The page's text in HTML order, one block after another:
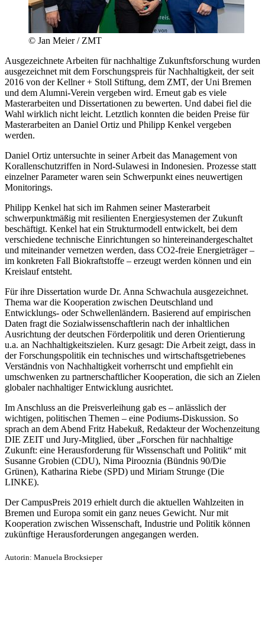
© Jan Meier / ZMT
Ausgezeichnete Arbeiten für nachhaltige Zukunftsforschung wurden
ausgezeichnet mit dem Forschungspreis für Nachhaltigkeit, der seit
2016 von der Kellner + Stoll Stiftung, dem ZMT, der Uni Bremen
und dem Alumni-Verein vergeben wird. Erneut gab es viele
Masterarbeiten und Dissertationen zu bewerten. Und dabei fiel die
Wahl wirklich nicht leicht. Letztlich konnten die beiden Preise für
Masterarbeiten an Daniel Ortiz und Philipp Kenkel vergeben
werden.
Daniel Ortiz untersuchte in seiner Arbeit das Management von
Korallenschutzriffen in Nord-Sulawesi in Indonesien. Prozesse statt
einzelner Parameter waren sein Schwerpunkt eines neuwertigen
Monitorings.
Philipp Kenkel hat sich im Rahmen seiner Masterarbeit
schwerpunktmäßig mit resilienten Energiesystemen der Zukunft
beschäftigt. Kenkel hat ein Strukturmodell entwickelt, bei dem
verschiedene technische Einrichtungen so hintereinandergeschaltet
und miteinander vernetzen werden, dass CO2-freie Energieträger –
im konkreten Fall Biokraftstoffe – erzeugt werden können und ein
Kreislauf entsteht.
Für ihre Dissertation wurde Dr. Anna Schwachula ausgezeichnet.
Thema war die Kooperation zwischen Deutschland und
Entwicklungs- oder Schwellenländern. Basierend auf empirischen
Daten fragt die Sozialwissenschaftlerin nach der inhaltlichen
Ausrichtung der deutschen Förderpolitik und deren Orientierung
u.a. an Nachhaltigkeitszielen. Kurz gesagt: Die Arbeit zeigt, dass in
der Forschungspolitik ein technisches und wirtschaftsgetriebenes
Verständnis von Nachhaltigkeit vorherrscht und empfiehlt ein
umschwenken zu partnerschaftlicher Kooperation, die sich an Zielen
globaler nachhaltiger Entwicklung ausrichtet.
Im Anschluss an die Preisverleihung gab es – anlässlich der
wichtigen, politischen Themen – eine Podiums-Diskussion. So
sprach an dem Abend Fritz Habekuß, Redakteur der Wochenzeitung
DIE ZEIT und Jury-Mitglied, über „Forschen für nachhaltige
Zukunft: eine Herausforderung für Wissenschaft und Politik“ mit
Susanne Grobien (CDU), Nima Pirooznia (Bündnis 90/Die
Grünen), Katharina Riebe (SPD) und Miriam Strunge (Die
LINKE).
Der CampusPreis 2019 erhielt durch die aktuellen Wahlzeiten in
Bremen und Europa somit ein ganz neues Gewicht. Nur mit
Kooperation zwischen Wissenschaft, Industrie und Politik können
zukünftige Herausforderungen angegangen werden.
Autorin: Manuela Brocksieper